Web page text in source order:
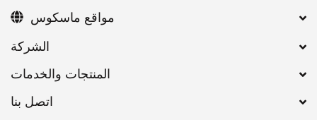
اتصل بنا
مواقع ماسكوس